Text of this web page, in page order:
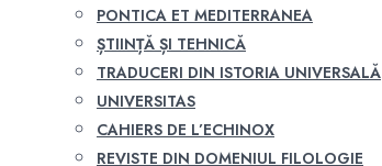
PONTICA ET MEDITERRANEA
ȘTIINȚĂ ȘI TEHNICĂ
TRADUCERI DIN ISTORIA UNIVERSALĂ
UNIVERSITAS
CAHIERS DE L’ECHINOX
REVISTE DIN DOMENIUL FILOLOGIE